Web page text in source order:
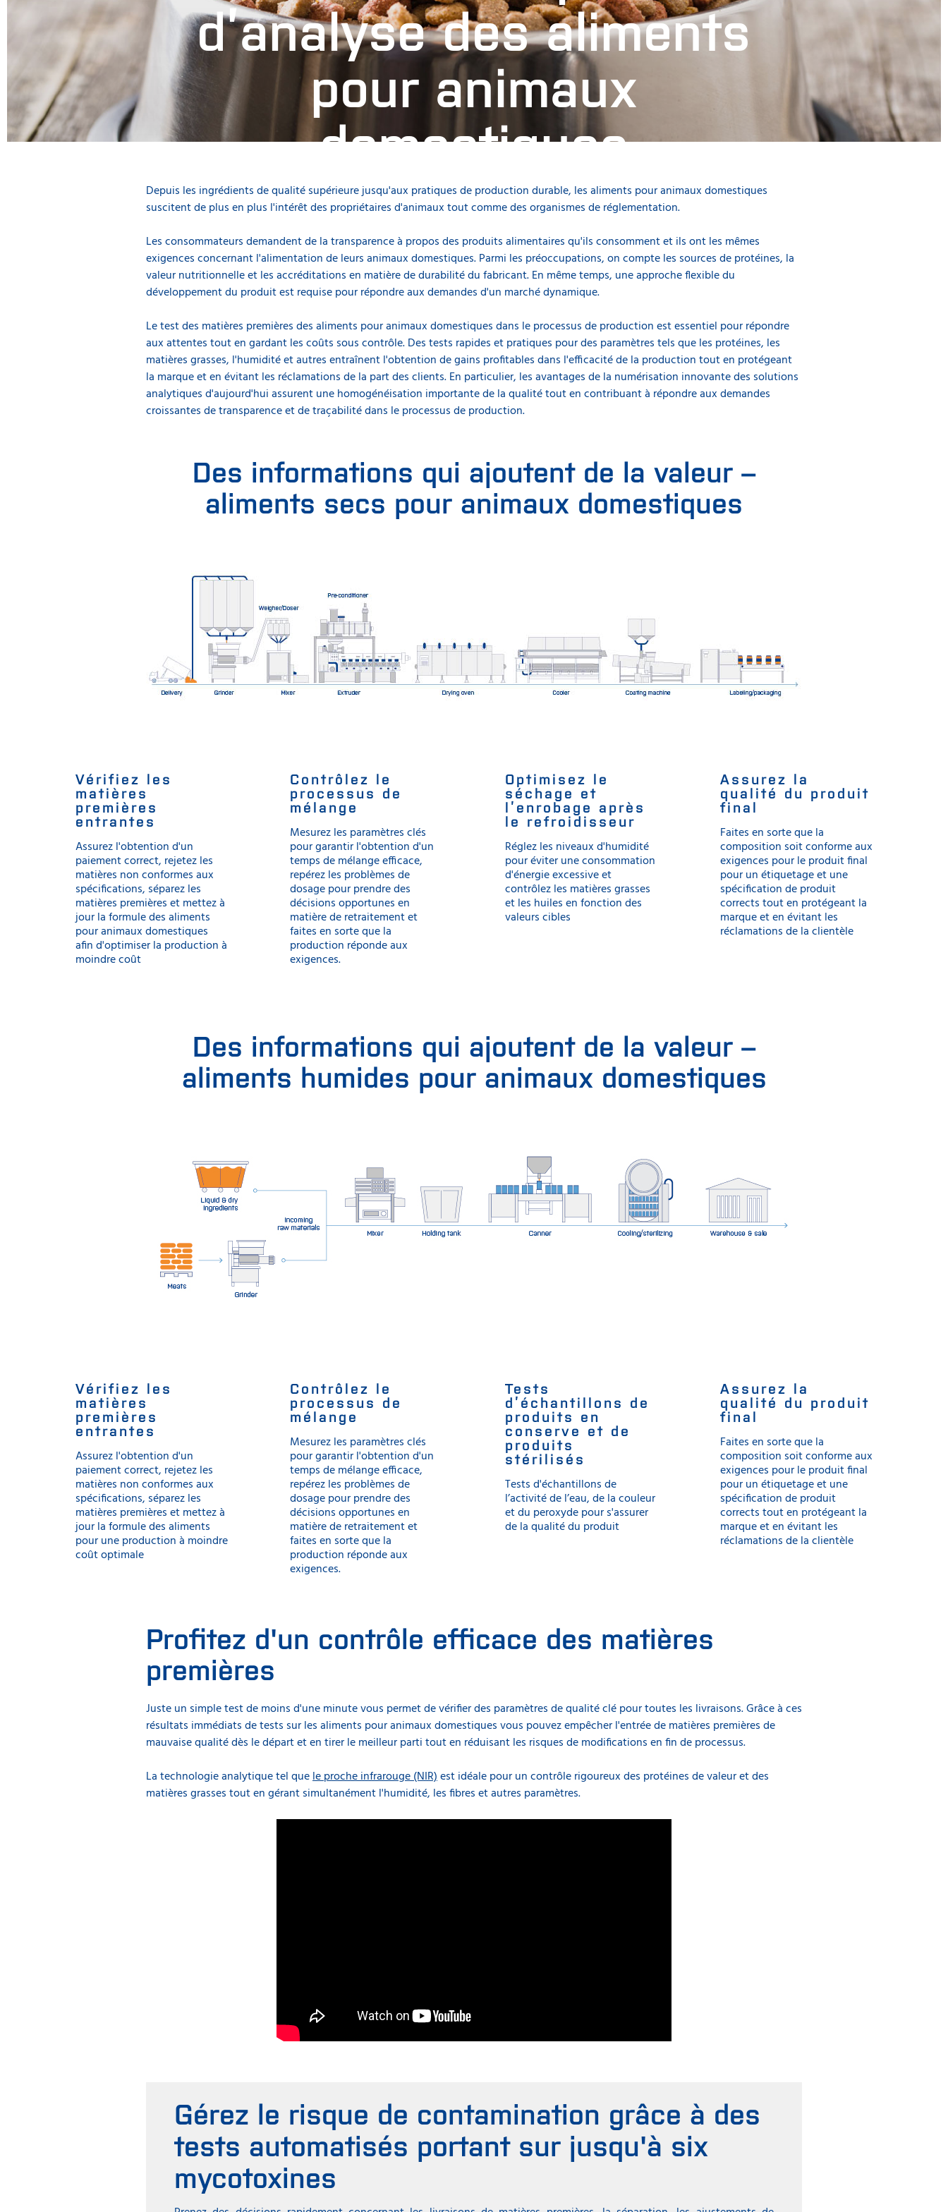
d’analyse des aliments
pour animaux
domestiques
Profitez des améliorations des processus tout en répondant aux normes de qualité pour
divers produits tels que les aliments secs, les aliments liquides et les friandises pour
animaux domestiques.
Depuis les ingrédients de qualité supérieure jusqu'aux pratiques de production durable, les aliments pour animaux domestiques
suscitent de plus en plus l'intérêt des propriétaires d'animaux tout comme des organismes de réglementation.
Les consommateurs demandent de la transparence à propos des produits alimentaires qu'ils consomment et ils ont les mêmes
exigences concernant l'alimentation de leurs animaux domestiques. Parmi les préoccupations, on compte les sources de protéines, la
valeur nutritionnelle et les accréditations en matière de durabilité du fabricant. En même temps, une approche flexible du
développement du produit est requise pour répondre aux demandes d'un marché dynamique.
Le test des matières premières des aliments pour animaux domestiques dans le processus de production est essentiel pour répondre
aux attentes tout en gardant les coûts sous contrôle. Des tests rapides et pratiques pour des paramètres tels que les protéines, les
matières grasses, l'humidité et autres entraînent l'obtention de gains profitables dans l'efficacité de la production tout en protégeant
la marque et en évitant les réclamations de la part des clients. En particulier, les avantages de la numérisation innovante des solutions
analytiques d'aujourd'hui assurent une homogénéisation importante de la qualité tout en contribuant à répondre aux demandes
croissantes de transparence et de traçabilité dans le processus de production.
Des informations qui ajoutent de la valeur –
aliments secs pour animaux domestiques
Vérifiez les
matières
premières
entrantes
Assurez l'obtention d'un
paiement correct, rejetez les
matières non conformes aux
spécifications, séparez les
matières premières et mettez à
jour la formule des aliments
pour animaux domestiques
afin d'optimiser la production à
moindre coût
Contrôlez le
processus de
mélange
Mesurez les paramètres clés
pour garantir l'obtention d'un
temps de mélange efficace,
repérez les problèmes de
dosage pour prendre des
décisions opportunes en
matière de retraitement et
faites en sorte que la
production réponde aux
exigences.
Optimisez le
séchage et
l’enrobage après
le refroidisseur
Réglez les niveaux d'humidité
pour éviter une consommation
d'énergie excessive et
contrôlez les matières grasses
et les huiles en fonction des
valeurs cibles
Assurez la
qualité du produit
final
Faites en sorte que la
composition soit conforme aux
exigences pour le produit final
pour un étiquetage et une
spécification de produit
corrects tout en protégeant la
marque et en évitant les
réclamations de la clientèle
Des informations qui ajoutent de la valeur –
aliments humides pour animaux domestiques
Vérifiez les
matières
premières
entrantes
Assurez l'obtention d'un
paiement correct, rejetez les
matières non conformes aux
spécifications, séparez les
matières premières et mettez à
jour la formule des aliments
pour une production à moindre
coût optimale
Contrôlez le
processus de
mélange
Mesurez les paramètres clés
pour garantir l'obtention d'un
temps de mélange efficace,
repérez les problèmes de
dosage pour prendre des
décisions opportunes en
matière de retraitement et
faites en sorte que la
production réponde aux
exigences.
Tests
d’échantillons de
produits en
conserve et de
produits
stérilisés
Tests d'échantillons de
l’activité de l’eau, de la couleur
et du peroxyde pour s'assurer
de la qualité du produit
Assurez la
qualité du produit
final
Faites en sorte que la
composition soit conforme aux
exigences pour le produit final
pour un étiquetage et une
spécification de produit
corrects tout en protégeant la
marque et en évitant les
réclamations de la clientèle
Profitez d'un contrôle efficace des matières
premières
Juste un simple test de moins d'une minute vous permet de vérifier des paramètres de qualité clé pour toutes les livraisons. Grâce à ces
résultats immédiats de tests sur les aliments pour animaux domestiques vous pouvez empêcher l'entrée de matières premières de
mauvaise qualité dès le départ et en tirer le meilleur parti tout en réduisant les risques de modifications en fin de processus.
La technologie analytique tel quele proche infrarouge (NIR)est idéale pour un contrôle rigoureux des protéines de valeur et des
matières grasses tout en gérant simultanément l'humidité, les fibres et autres paramètres.
Gérez le risque de contamination grâce à des
tests automatisés portant sur jusqu'à six
mycotoxines